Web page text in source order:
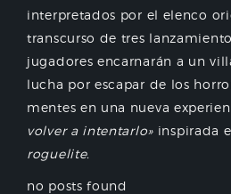
interpretados por el elenco
transcurso de tres
jugadores encarnarán a un
lucha por escapar de los
mentes en una nueva
volver a intentarlo» inspirada
roguelite.
no posts found